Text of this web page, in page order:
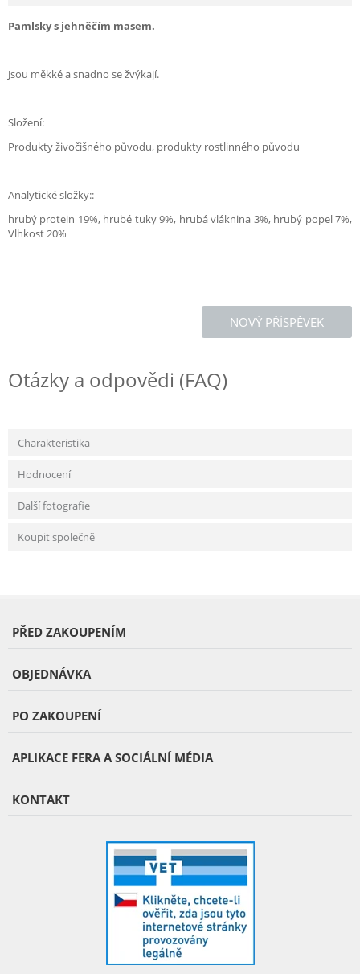
Pamlsky s jehněčím masem.
Jsou měkké a snadno se žvýkají.
Složení:
Produkty živočišného původu, produkty rostlinného původu
Analytické složky::
hrubý protein 19%, hrubé tuky 9%, hrubá vláknina 3%, hrubý popel 7%,
Vlhkost 20%
NOVÝ PŘÍSPĚVEK
Otázky a odpovědi (FAQ)
Charakteristika
Hodnocení
Další fotografie
Koupit společně
PŘED ZAKOUPENÍM
OBJEDNÁVKA
PO ZAKOUPENÍ
APLIKACE FERA A SOCIÁLNÍ MÉDIA
KONTAKT